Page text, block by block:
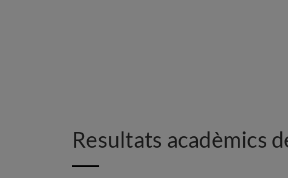
Resultats acadèmics